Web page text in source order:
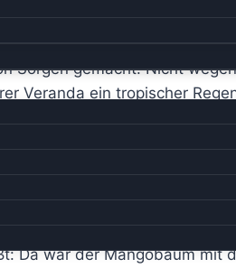
Sorgen gemacht. Nicht
Veranda ein tropischer
gleichbleibend warm.
herabfallenden Haien
Po’ipu, welches genau
Da war der Mangobaum mit